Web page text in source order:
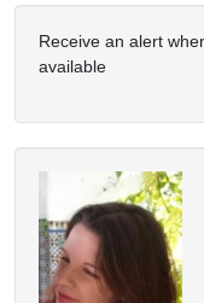
Receive an alert
available